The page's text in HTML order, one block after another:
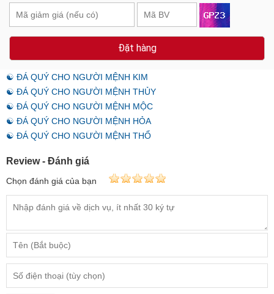
Đặt hàng
☯ ĐÁ QUÝ CHO NGƯỜI MỆNH KIM
☯ ĐÁ QUÝ CHO NGƯỜI MỆNH THỦY
☯ ĐÁ QUÝ CHO NGƯỜI MỆNH MỘC
☯ ĐÁ QUÝ CHO NGƯỜI MỆNH HỎA
☯ ĐÁ QUÝ CHO NGƯỜI MỆNH THỔ
Review - Đánh giá
Chọn đánh giá của bạn